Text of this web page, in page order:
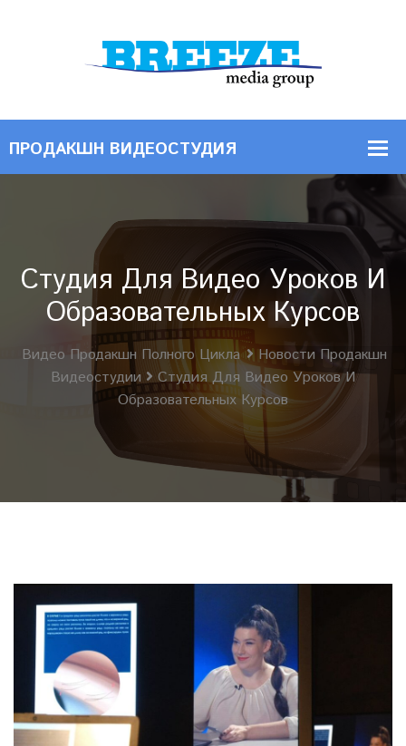
Студия Для Видео Уроков И
Образовательных Курсов
Видео Продакшн Полного Цикла
Новости Продакшн
Видеостудии
Студия Для Видео Уроков И
Образовательных Курсов